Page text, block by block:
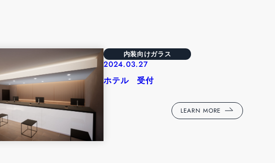
2024.03.27
内装向けガラス
ホテル 受付
LEARN MORE